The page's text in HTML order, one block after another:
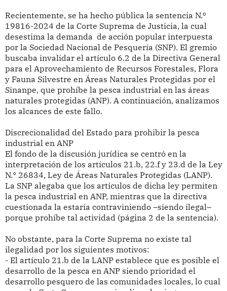
Recientemente, se ha hecho pública la sentencia N.º
19816-2024 de la Corte Suprema de Justicia, la cual
desestima la demanda de acción popular interpuesta
por la Sociedad Nacional de Pesquería (SNP). El gremio
buscaba invalidar el artículo 6.2 de la Directiva General
para el Aprovechamiento de Recursos Forestales, Flora
y Fauna Silvestre en Áreas Naturales Protegidas por el
Sinanpe, que prohíbe la pesca industrial en las áreas
naturales protegidas (ANP). A continuación, analizamos
los alcances de este fallo.
Discrecionalidad del Estado para prohibir la pesca
industrial en ANP
El fondo de la discusión jurídica se centró en la
interpretación de los artículos 21.b, 22.f y 23.d de la Ley
N.° 26834, Ley de Áreas Naturales Protegidas (LANP).
La SNP alegaba que los artículos de dicha ley permiten
la pesca industrial en ANP, mientras que la directiva
cuestionada la estaría contraviniendo –siendo ilegal–
porque prohíbe tal actividad (página 2 de la sentencia).
No obstante, para la Corte Suprema no existe tal
ilegalidad por los siguientes motivos:
- El artículo 21.b de la LANP establece que es posible el
desarrollo de la pesca en ANP siendo prioridad el
desarrollo pesquero de las comunidades locales, lo cual